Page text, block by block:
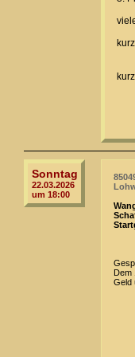
Sonntag
22.03.2026
um 18:00
Dem
Geld